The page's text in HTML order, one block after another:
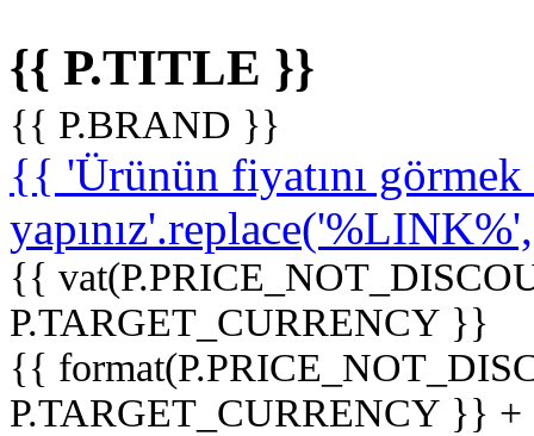
{{ P.TITLE }}
{{ P.BRAND }}
{{ 'Ürünün fiyatını
{{
P.TARGET_CURRENCY }}
{{
P.TARGET_CURRENCY }}